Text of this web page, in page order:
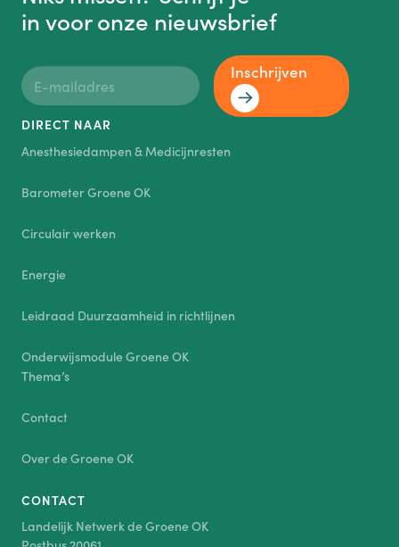
in voor onze nieuwsbrief
Inschrijven
DIRECT NAAR
Anesthesiedampen & Medicijnresten
Barometer Groene OK
Circulair werken
Energie
Leidraad Duurzaamheid in richtlijnen
Onderwijsmodule Groene OK
Thema’s
Contact
Over de Groene OK
CONTACT
Landelijk Netwerk de Groene OK